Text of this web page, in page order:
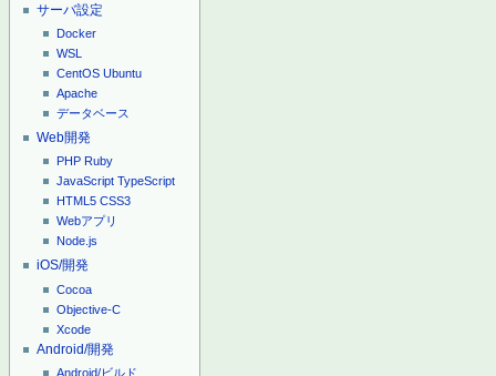
サーバ設定
Docker
WSL
CentOS Ubuntu
Apache
データベース
Web開発
PHP Ruby
JavaScript TypeScript
HTML5 CSS3
Webアプリ
Node.js
iOS/開発
Cocoa
Objective-C
Xcode
Android/開発
Android/ビルド